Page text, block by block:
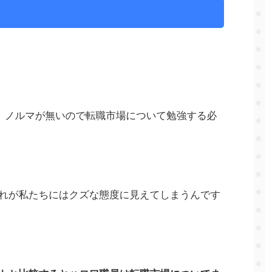
ルマが無いので転職市場について勉強する必
が私たちにはクズな態度に見えてしまうんです